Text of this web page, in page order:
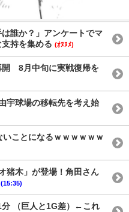
は誰か？」アンケートでマ
持を集める (ｵﾇﾇﾒ)
開 8月中旬に実戦復帰を
宇球場の移転先を考え始
いことになるｗｗｗｗｗｗ
猪木」が登場！角田さん
(15:35)
分 （巨人と1G差）←これ